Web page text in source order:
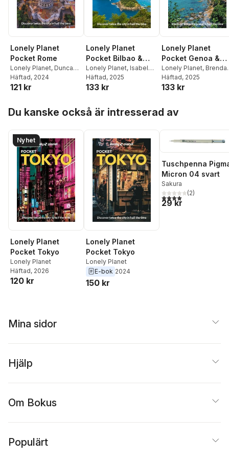
Lonely Planet
Pocket Rome
Lonely Planet, Duncan
Garwood,Virginia
DiGaetano
Häftad, 2024
121 kr
Lonely Planet
Pocket Bilbao &
San Sebastian
Lonely Planet, Isabel
Albiston
Häftad, 2025
133 kr
Lonely Planet
Pocket Genoa &
Cinque Terre
Lonely Planet,
Sainsbury
Häftad, 2025
133 kr
Du kanske också är intresserad av
Nyhet
Lonely Planet
Pocket Tokyo
Lonely Planet
Häftad, 2026
120 kr
Lonely Planet
Pocket Tokyo
Lonely Planet
E-bok 2024
150 kr
Tuschpenna
Micron 04 svart
Sakura
4,0utav 5 stjärnor.
(2)
29 kr
Mina sidor
Hjälp
Om Bokus
Populärt